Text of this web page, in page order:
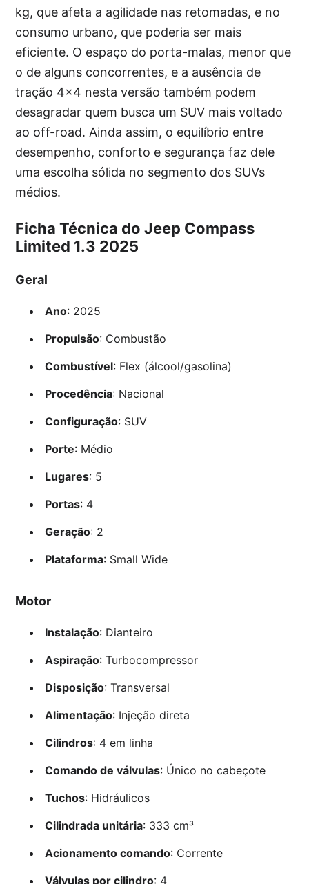
kg, que afeta a agilidade nas retomadas, e no
consumo urbano, que poderia ser mais
eficiente. O espaço do porta-malas, menor que
o de alguns concorrentes, e a ausência de
tração 4×4 nesta versão também podem
desagradar quem busca um SUV mais voltado
ao off-road. Ainda assim, o equilíbrio entre
desempenho, conforto e segurança faz dele
uma escolha sólida no segmento dos SUVs
médios.
Ficha Técnica do Jeep Compass
Limited 1.3 2025
Geral
Ano: 2025
Propulsão: Combustão
Combustível: Flex (álcool/gasolina)
Procedência: Nacional
Configuração: SUV
Porte: Médio
Lugares: 5
Portas: 4
Geração: 2
Plataforma: Small Wide
Motor
Instalação: Dianteiro
Aspiração: Turbocompressor
Disposição: Transversal
Alimentação: Injeção direta
Cilindros: 4 em linha
Comando de válvulas: Único no cabeçote
Tuchos: Hidráulicos
Cilindrada unitária: 333 cm³
Acionamento comando: Corrente
Válvulas por cilindro: 4